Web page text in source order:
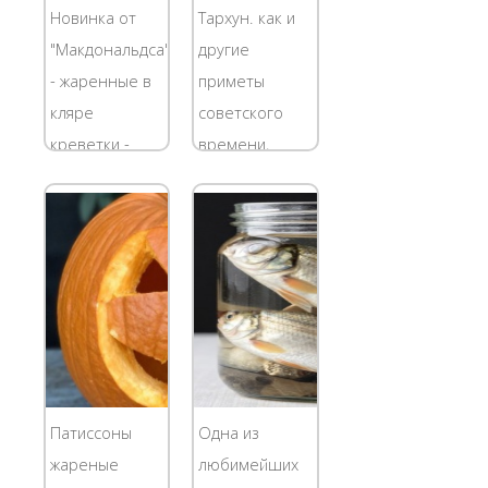
петушков,
белочек,
рыбок и
других сладких
зверюшек....
сбербанка
России.
Жадным,
хроническим...
Новинка от
"Макдональдса"
- жаренные в
кляре
креветки -
завоевала
популярность.
Под
очарование
этой горячей
закуски попали
даже
противники
американского
Тархун. как и
другие
приметы
советского
времени,
Однако, если
продегустировать
современный
"Тархун " из
магазина,
можно
разочароваться.
Особенно,
если вы его
Патиссоны
жареные
Одна из
любимейших